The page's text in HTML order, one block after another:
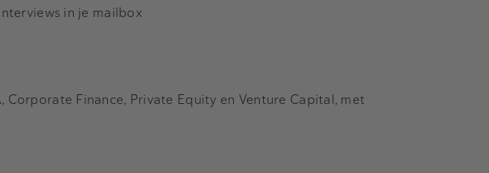
in je mailbox
Finance, Private Equity en Venture Capital, met